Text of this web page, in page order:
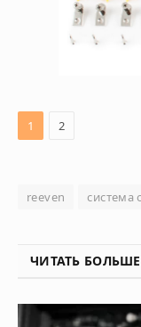
1 2
reeven система
ЧИТАТЬ